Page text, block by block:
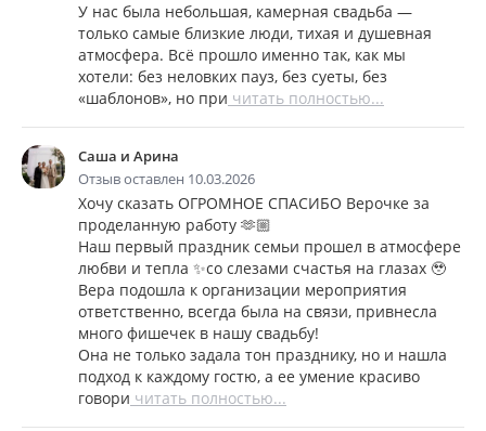
У нас была небольшая, камерная свадьба —
только самые близкие люди, тихая и душевная
атмосфера. Всё прошло именно так, как мы
хотели: без неловких пауз, без суеты, без
«шаблонов», но при читать полностью...
Саша и Арина
Отзыв оставлен 10.03.2026
Хочу сказать ОГРОМНОЕ СПАСИБО Верочке за
проделанную работу 🫶🏼
Наш первый праздник семьи прошел в атмосфере
любви и тепла ✨со слезами счастья на глазах 🥹
Вера подошла к организации мероприятия
ответственно, всегда была на связи, привнесла
много фишечек в нашу свадьбу!
Она не только задала тон празднику, но и нашла
подход к каждому гостю, а ее умение красиво
говори читать полностью...